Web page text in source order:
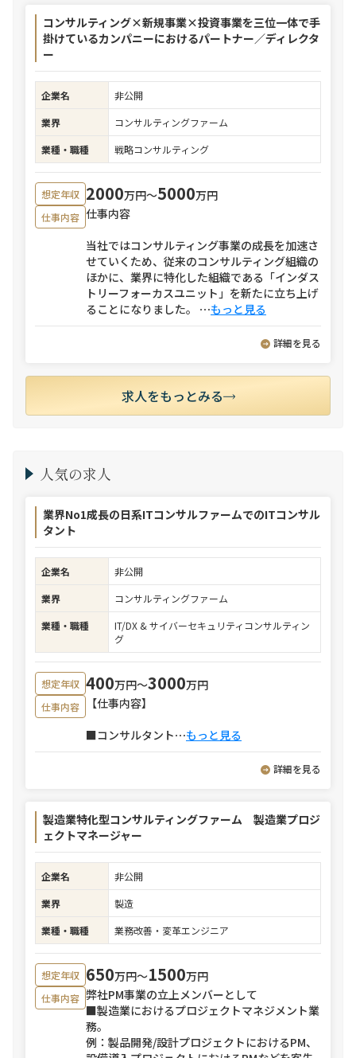
コンサルティング×新規事業×投資事業を三位一体で手
掛けているカンパニーにおけるパートナー／ディレクタ
ー
企業名
非公開
業界
コンサルティングファーム
業種・職種
戦略コンサルティング
想定年収 2000万円〜5000万円
仕事内容 仕事内容
当社ではコンサルティング事業の成長を加速さ
せていくため、従来のコンサルティング組織の
ほかに、業界に特化した組織である「インダス
トリーフォーカスユニット」を新たに立ち上げ
ることになりました。 ⋯もっと見る
詳細を見る
求人をもっとみる
人気の求人
業界No1成長の日系ITコンサルファームでのITコンサル
タント
企業名
非公開
業界
コンサルティングファーム
業種・職種
IT/DX & サイバーセキュリティコンサルティン
グ
想定年収 400万円〜3000万円
仕事内容
【仕事内容】
■コンサルタント⋯もっと見る
詳細を見る
製造業特化型コンサルティングファーム 製造業プロジ
ェクトマネージャー
企業名
非公開
業界
製造
業種・職種
業務改善・変革エンジニア
想定年収 650万円〜1500万円
仕事内容 弊社PM事業の立上メンバーとして
■製造業におけるプロジェクトマネジメント業
務。
例：製品開発/設計プロジェクトにおけるPM、